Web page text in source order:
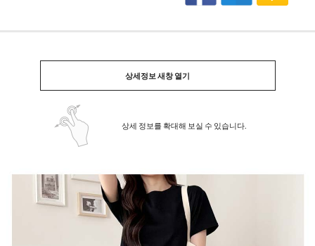
상세정보 새창 열기
상세 정보를 확대해 보실 수 있습니다.